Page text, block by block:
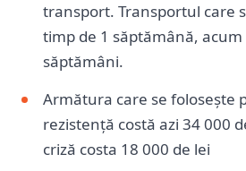
transport. Transportul care
timp de 1 săptămână,
săptămâni.
Armătura care se folosește
rezistență costă azi 34 000
criză costa 18 000 de lei